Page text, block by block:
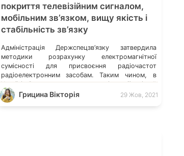
покриття телевізійним сигналом,
мобільним зв’язком, вищу якість і
стабільність зв’язку
Адміністрація Держспецзв’язку затвердила
методики розрахунку електромагнітної
сумісності для присвоєння радіочастот
радіоелектронним засобам. Таким чином, в
Україні буде краще покриття і стабільніший
зв’язок. До речі, днями Мінцифра повідомила,
що Україна стала на крок ближче до
Грицина Вікторія 29 Жов, 2021